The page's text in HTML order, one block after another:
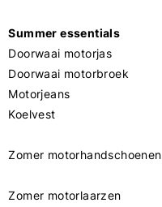
Summer essentials
Doorwaai motorjas
Doorwaai motorbroek
Motorjeans
Koelvest
Zomer motorhandschoenen
Zomer motorlaarzen